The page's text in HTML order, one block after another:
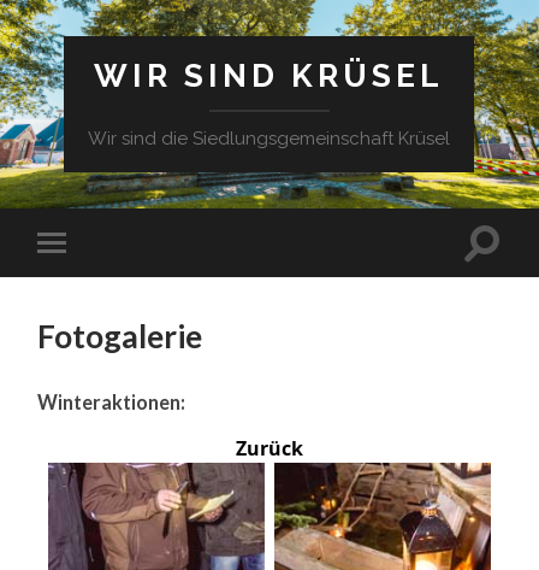
WIR SIND KRÜSEL
Wir sind die Siedlungsgemeinschaft Krüsel
Fotogalerie
Winteraktionen:
Zurück